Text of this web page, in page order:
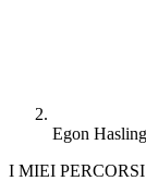
Egon
I MIEI PERCORSI